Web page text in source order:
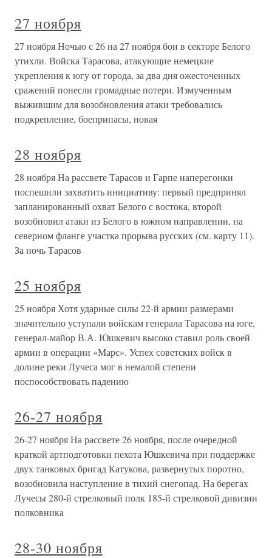
27 ноября
27 ноября Ночью с 26 на 27 ноября бои в секторе Белого
утихли. Войска Тарасова, атакующие немецкие
укрепления к югу от города, за два дня ожесточенных
сражений понесли громадные потери. Измученным
выжившим для возобновления атаки требовались
подкрепление, боеприпасы, новая
28 ноября
28 ноября На рассвете Тарасов и Гарпе наперегонки
поспешили захватить инициативу: первый предпринял
запланированный охват Белого с востока, второй
возобновил атаки из Белого в южном направлении, на
северном фланге участка прорыва русских (см. карту 11).
За ночь Тарасов
25 ноября
25 ноября Хотя ударные силы 22-й армии размерами
значительно уступали войскам генерала Тарасова на юге,
генерал-майор В.А. Юшкевич высоко ставил роль своей
армии в операции «Марс». Успех советских войск в
долине реки Лучеса мог в немалой степени
поспособствовать падению
26-27 ноября
26-27 ноября На рассвете 26 ноября, после очередной
краткой артподготовки пехота Юшкевича при поддержке
двух танковых бригад Катукова, развернутых поротно,
возобновила наступление в тихий снегопад. На берегах
Лучесы 280-й стрелковый полк 185-й стрелковой дивизии
полковника
28-30 ноября